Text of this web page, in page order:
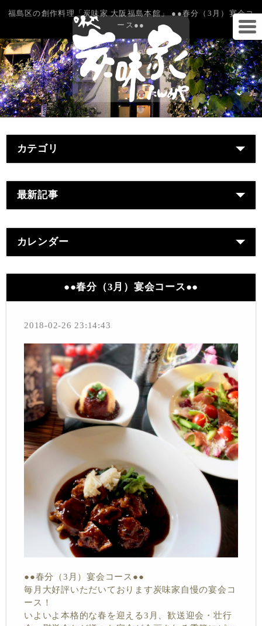
福島区の創作料理「炭味家 大阪福島本館」 ●●春分（3月）宴会コ
ース●●
カテゴリ
最新記事
カレンダー
●●春分（3月）宴会コース●●
2018-02-26 23:14:43
●●春分（3月）宴会コース●●
毎月大好評いただいております炭味家自慢の宴会コ
ース！
いよいよ本格的な春を迎える3月、歓送迎会・壮行